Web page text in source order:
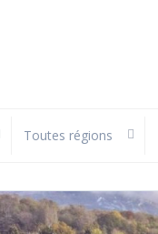
Toutes régions